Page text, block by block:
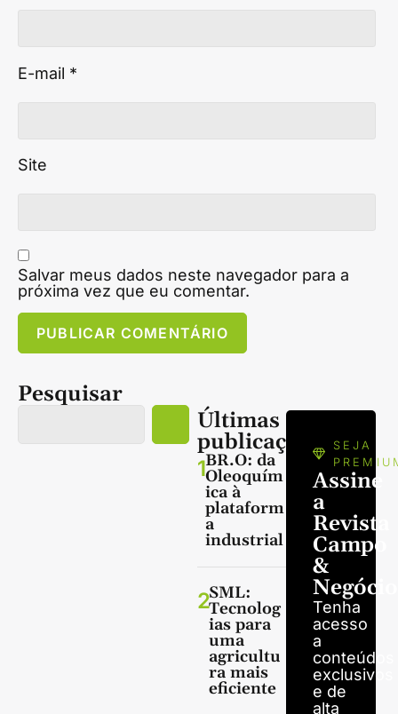
E-mail *
Site
Salvar meus dados neste navegador para a
próxima vez que eu comentar.
Pesquisar
Últimas
publicações
1BR.O: da
Oleoquím
ica à
plataform
a
industrial
2SML:
Tecnolog
ias para
uma
agricultu
ra mais
eficiente
SEJA
Assine
a
Revista
Campo
&
Tenha
acesso
a
conteúdos
exclusivos
e de
alta